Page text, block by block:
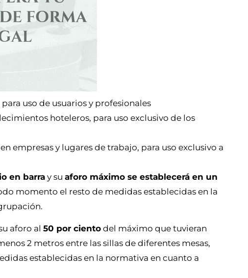
uso de usuarios y profesionales
hoteleros, para uso exclusivo de los
empresas y lugares de trabajo, para uso exclusivo a
en barray su aforo máximo se establecerá en un
momento el resto de medidas establecidas en la
aforo al 50 por ciento del máximo que tuvieran
2 metros entre las sillas de diferentes mesas,
establecidas en la normativa en cuanto a